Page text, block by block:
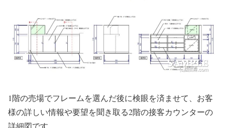
1階の売場でフレームを選んだ後に検眼を済ませて、お客
様の詳しい情報や要望を聞き取る2階の接客カウンターの